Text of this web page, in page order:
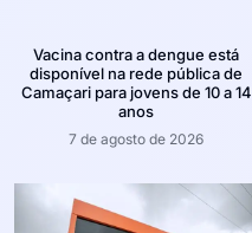
Vacina contra a dengue está
disponível na rede pública de
Camaçari para jovens de 10 a 14
anos
7 de agosto de 2026